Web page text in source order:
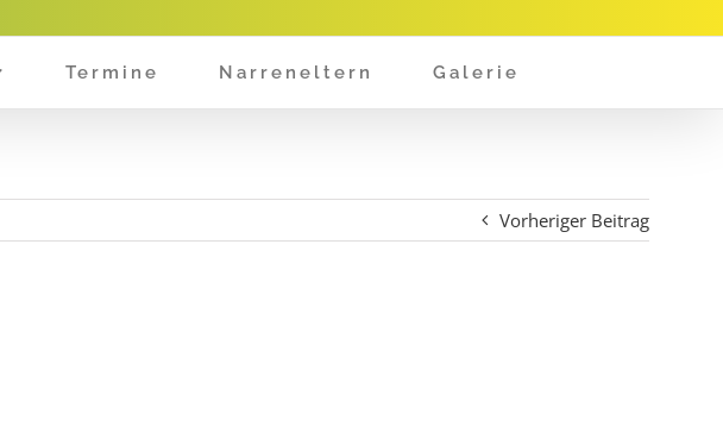
Termine Narreneltern Galerie
Vorheriger Beitrag